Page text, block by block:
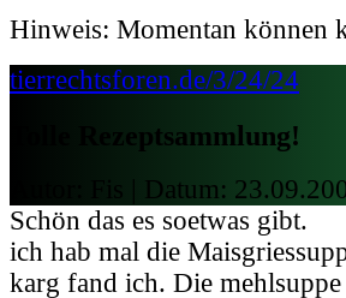
Hinweis: Momentan können
tierrechtsforen.de/3/24/24
Tolle Rezeptsammlung!
Autor: Fis | Datum:
Schön das es soetwas gibt.
ich hab mal die
karg fand ich. Die